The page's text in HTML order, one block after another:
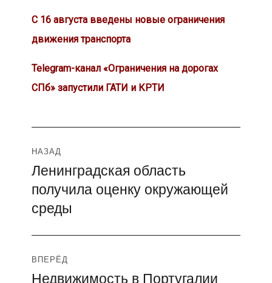
C 16 августа введены новые ограничения
движения транспорта
Telegram-канал «Ограничения на дорогах
СПб» запустили ГАТИ и КРТИ
Навигация
по
записям
НАЗАД
Предыдущая
запись:
Ленинградская область
получила оценку окружающей
среды
ВПЕРЁД
Следующая
Недвижимость в Португалии